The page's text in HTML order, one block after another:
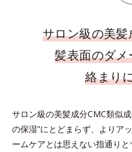
サロン級の美
髪表面のダ
絡まり
サロン級の美髪成分CMC類似
の保湿”にとどまらず、よりア
ームケアとは思えない指通りと